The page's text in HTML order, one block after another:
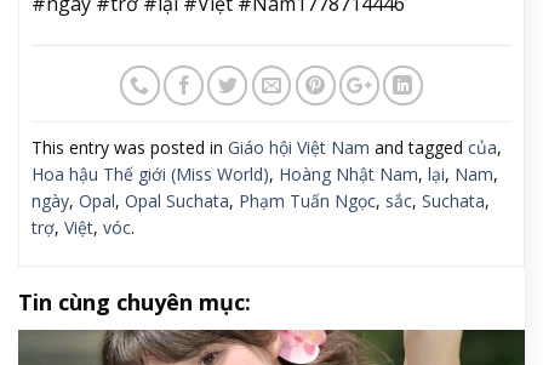
This entry was posted in Giáo hội Việt Nam and tagged của,
Hoa hậu Thế giới (Miss World), Hoàng Nhật Nam, lại, Nam,
ngày, Opal, Opal Suchata, Phạm Tuấn Ngọc, sắc, Suchata,
trợ, Việt, vóc.
Tin cùng chuyên mục: